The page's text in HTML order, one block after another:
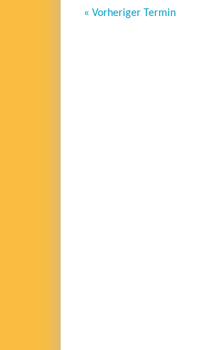
« Vorheriger Termin